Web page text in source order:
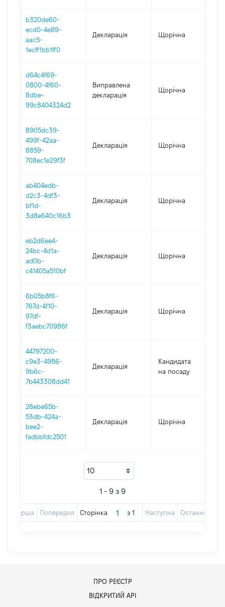
b320de60-
ecd0-4e89-
aac5-
1ecff1bb1ff0
Декларація Щорічна
d64c4f69-
0800-4f60-
8dbe-
99c8404324d2
Виправлена
декларація
Щорічна
8905dc39-
499f-42aa-
8859-
708ec1e29f3f
Декларація Щорічна
ab404edb-
d2c3-4df3-
bf1d-
3d8e640c16b3
Декларація Щорічна
eb2d6ee4-
24bc-4d1a-
ad0b-
c41405a510bf
Декларація Щорічна
6b05b8f6-
767d-4f10-
97df-
f3aebc70986f
Декларація Щорічна
44797200-
c9e3-4986-
9b6c-
7b443308dd41
Декларація
Кандидата
на посаду
28ebe65b-
53db-424a-
bee2-
fadbbfdc2501
Декларація Щорічна
1 - 9 з 9
Перша Попередня Сторінка з 1 Наступна Остання
ПРО РЕЄСТР
ВІДКРИТИЙ АРІ